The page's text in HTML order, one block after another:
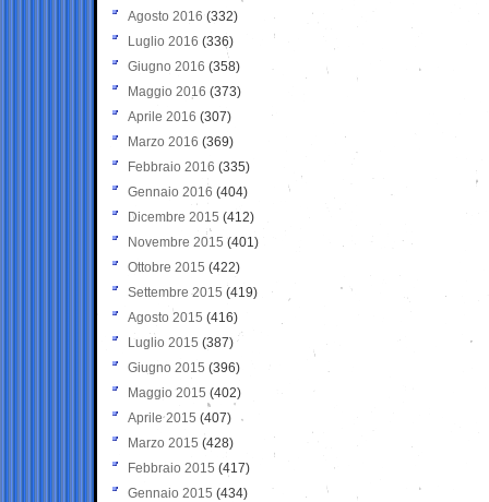
Agosto 2016 (332)
Luglio 2016 (336)
Giugno 2016 (358)
Maggio 2016 (373)
Aprile 2016 (307)
Marzo 2016 (369)
Febbraio 2016 (335)
Gennaio 2016 (404)
Dicembre 2015 (412)
Novembre 2015 (401)
Ottobre 2015 (422)
Settembre 2015 (419)
Agosto 2015 (416)
Luglio 2015 (387)
Giugno 2015 (396)
Maggio 2015 (402)
Aprile 2015 (407)
Marzo 2015 (428)
Febbraio 2015 (417)
Gennaio 2015 (434)